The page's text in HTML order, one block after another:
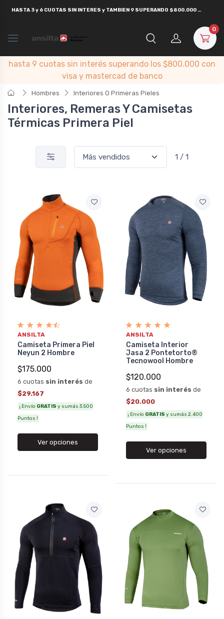
HASTA 3 y 6 CUOTAS SIN INTERES y TAMBIEN 9 SUPERANDO $800.000 CON
0
hasta 9 cuotas sin interés superando los $800.000 con
visa y mastercad de banco
Hombres Interiores O Primeras Pieles
Interiores, Remeras Y Camisetas
Térmicas Primera Piel
1 / 1
ANSILTA
Camiseta Primera Piel
Neyun 2 Hombre
$175.000
6 cuotas sin interés de
$29.167
¡ Envío GRATIS y sumás 3.500
Puntos !
Ver opciones
ANSILTA
Camiseta Interior
Jasa 2 Pontetorto®
Tecnowool Hombre
$120.000
6 cuotas sin interés de
$20.000
¡ Envío GRATIS y sumás 2.400
Puntos !
Ver opciones